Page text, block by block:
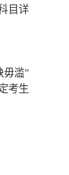
目详
毋滥”
考生